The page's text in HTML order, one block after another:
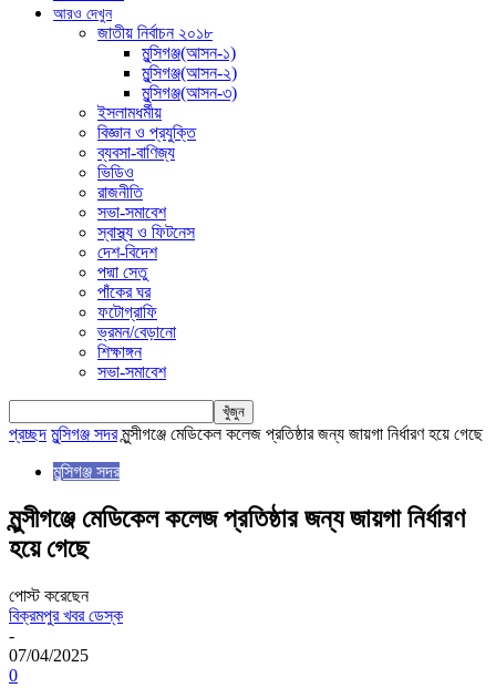
আরও দেখুন
জাতীয় নির্বাচন ২০১৮
মুন্সিগঞ্জ(আসন-১)
মুন্সিগঞ্জ(আসন-২)
মুন্সিগঞ্জ(আসন-৩)
ইসলামধর্মীয়
বিজ্ঞান ও প্রযুক্তি
ব্যবসা-বাণিজ্য
ভিডিও
রাজনীতি
সভা-সমাবেশ
স্বাস্থ্য ও ফিটনেস
দেশ-বিদেশ
পদ্মা সেতু
পাঁকের ঘর
ফটোগ্রাফি
ভ্রমন/বেড়ানো
শিক্ষাঙ্গন
সভা-সমাবেশ
প্রচ্ছদ মুন্সিগঞ্জ সদর মুন্সীগঞ্জে মেডিকেল কলেজ প্রতিষ্ঠার জন্য জায়গা নির্ধারণ হয়ে গেছে
মুন্সিগঞ্জ সদর
মুন্সীগঞ্জে মেডিকেল কলেজ প্রতিষ্ঠার জন্য জায়গা নির্ধারণ
হয়ে গেছে
পোস্ট করেছেন
বিক্রমপুর খবর ডেস্ক
-
07/04/2025
0